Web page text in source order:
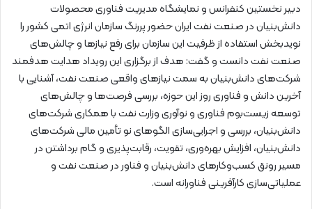
دبیر نخستین کنفرانس و نمایشگاه مدیریت فناوری محصولات
دانش‌بنیان در صنعت نفت ایران حضور پررنگ سازمان انرژی اتمی کشور را
نویدبخش استفاده از ظرفیت این سازمان برای رفع نیازها و چالش‌های
صنعت نفت دانست و گفت: هدف از برگزاری این رویداد هدایت هدفمند
شرکت‌های دانش‌بنیان به سمت نیازهای واقعی صنعت نفت، آشنایی با
آخرین دانش و فناوری روز این حوزه، بررسی فرصت‌ها و چالش‌های
توسعه زیست‌بوم فناوری و نوآوری وزارت نفت با همکاری شرکت‌های
دانش‌بنیان، بررسی و اجرایی‌سازی الگوهای نو تأمین مالی شرکت‌های
دانش‌بنیان، افزایش بهره‌وری، تقویت، رقابت‌پذیری و گام برداشتن در
مسیر رونق کسب‌وکارهای دانش‌بنیان و فناور در صنعت نفت و
عملیاتی‌سازی کارآفرینی فناورانه است.